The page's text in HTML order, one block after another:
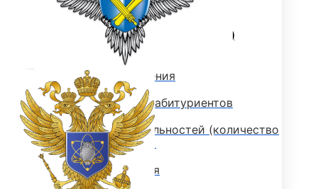
ПРИКАЗЫ О ЗАЧИСЛЕНИИ
ПРОГРАММЫ СПО (КОЛЛЕДЖ)
Стоимость обучения
Информация для абитуриентов
Перечень специальностей (количество
мест для приема)
Сроки зачисления